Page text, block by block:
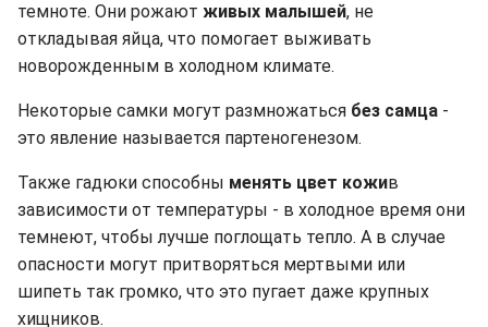
темноте. Они рожают живых малышей, не
откладывая яйца, что помогает выживать
новорожденным в холодном климате.
Некоторые самки могут размножаться без самца -
это явление называется партеногенезом.
Также гадюки способны менять цвет кожив
зависимости от температуры - в холодное время они
темнеют, чтобы лучше поглощать тепло. А в случае
опасности могут притворяться мертвыми или
шипеть так громко, что это пугает даже крупных
хищников.